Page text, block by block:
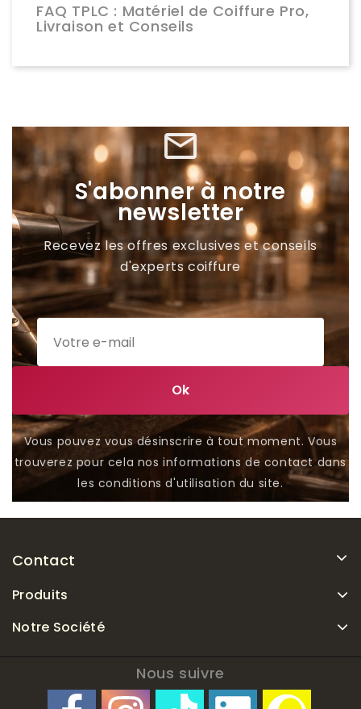
FAQ TPLC : Matériel de Coiffure Pro,
Livraison et Conseils
mail_outline
S'abonner à notre
newsletter
Recevez les offres exclusives et conseils
d'experts coiffure
Vous pouvez vous désinscrire à tout moment. Vous
trouverez pour cela nos informations de contact dans
les conditions d'utilisation du site.
Contact
Produits
Notre Société
Nous suivre